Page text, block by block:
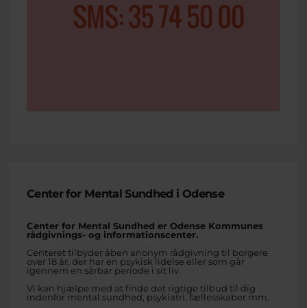
Center for Mental Sundhed i Odense
Center for Mental Sundhed er Odense Kommunes
rådgivnings- og informationscenter.
Centeret tilbyder åben anonym rådgivning til borgere
over 18 år, der har en psykisk lidelse eller som går
igennem en sårbar periode i sit liv.
Vi kan hjælpe med at finde det rigtige tilbud til dig
indenfor mental sundhed, psykiatri, fællesskaber mm.